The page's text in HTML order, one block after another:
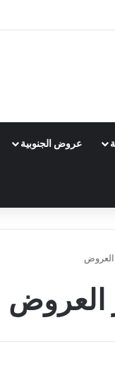
عروض الجنوبية
العروض
العروض